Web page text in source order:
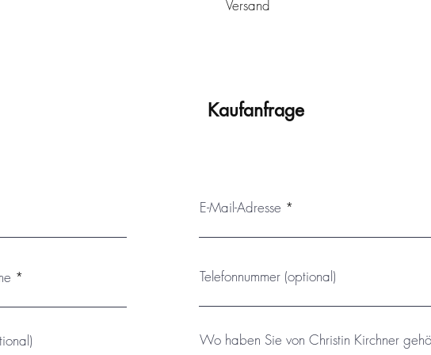
Versand
Kaufanfrage
E-Mail-Adresse
Telefonnummer (optional)
Wo haben Sie von Christin Kirchner